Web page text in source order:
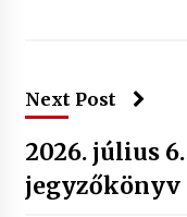
Next Post
2026. július
jegyzőkönyv